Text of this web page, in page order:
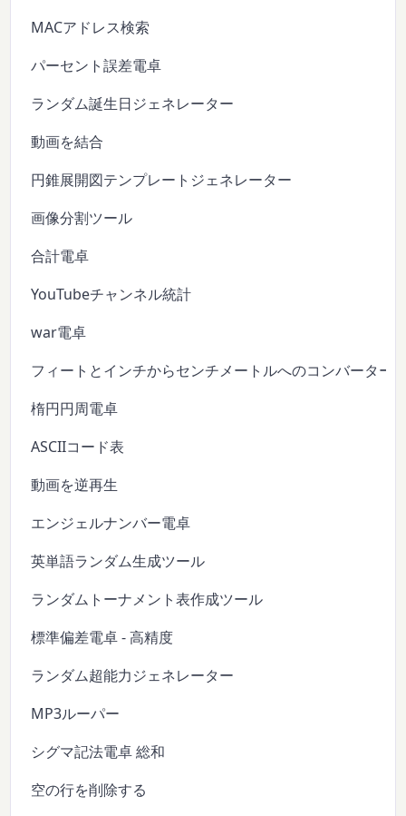
MACアドレス検索
パーセント誤差電卓
ランダム誕生日ジェネレーター
動画を結合
円錐展開図テンプレートジェネレーター
画像分割ツール
合計電卓
YouTubeチャンネル統計
war電卓
フィートとインチからセンチメートルへのコンバーター
楕円円周電卓
ASCIIコード表
動画を逆再生
エンジェルナンバー電卓
英単語ランダム生成ツール
ランダムトーナメント表作成ツール
標準偏差電卓 - 高精度
ランダム超能力ジェネレーター
MP3ルーパー
シグマ記法電卓 総和
空の行を削除する